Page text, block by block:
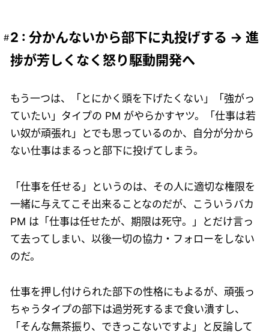
2 : 分かんないから部下に丸投げする → 進
捗が芳しくなく怒り駆動開発へ
もう一つは、「とにかく頭を下げたくない」「強がっ
ていたい」タイプの PM がやらかすヤツ。「仕事は若
い奴が頑張れ」とでも思っているのか、自分が分から
ない仕事はまるっと部下に投げてしまう。
「仕事を任せる」というのは、その人に適切な権限を
一緒に与えてこそ出来ることなのだが、こういうバカ
PM は「仕事は任せたが、期限は死守。」とだけ言っ
て去ってしまい、以後一切の協力・フォローをしない
のだ。
仕事を押し付けられた部下の性格にもよるが、頑張っ
ちゃうタイプの部下は過労死するまで食い潰すし、
「そんな無茶振り、できっこないですよ」と反論して